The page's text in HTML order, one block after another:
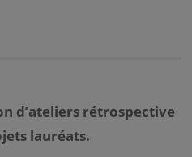
d’ateliers rétrospective
lauréats.